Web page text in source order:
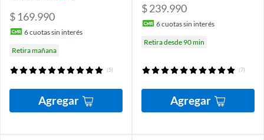
$ 169.990
6cuotas sin interés
Retira mañana
(5)
Agregar
$ 239.990
6cuotas sin interés
Retira desde 90 min
(7)
Agregar